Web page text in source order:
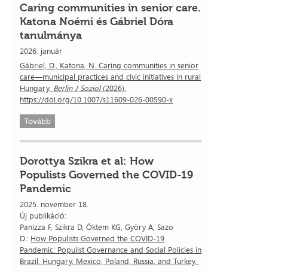
Caring communities in senior care.
Katona Noémi és Gábriel Dóra
tanulmánya
2026. január
Gábriel, D., Katona, N. Caring communities in senior
care—municipal practices and civic initiatives in rural
Hungary. Berlin J Soziol(2026).
https://doi.org/10.1007/s11609-026-00590-x
Tovább
Dorottya Szikra et al: How
Populists Governed the COVID-19
Pandemic
2025. november 18.
Új publikáció:
Panizza F, Szikra D, Öktem KG, Györy A, Sazo
D.: How Populists Governed the COVID-19
Pandemic: Populist Governance and Social Policies in
Brazil, Hungary, Mexico, Poland, Russia, and Turkey.